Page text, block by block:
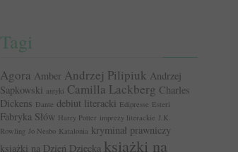
Tagi
Agora Amber Andrzej Pilipiuk Andrzej
Sapkowski antyki Camilla Lackberg Charles
Dickens Dante debiut literacki Edipresse Esteri
Fabryka Słów Harry Potter imprezy literackie J.K.
Rowling Jo Nesbo Katalonia kryminał prawniczy
książki na Dzień Dziecka książki na